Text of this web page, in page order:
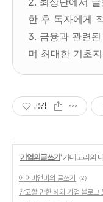
한 후 독자에게
3. 금융과 관련
며 최대한 기초
공감
'기업의글쓰기' 카테고리의
에어비앤비의 글쓰기 (2)
참고할 만한 해외 기업 블로그